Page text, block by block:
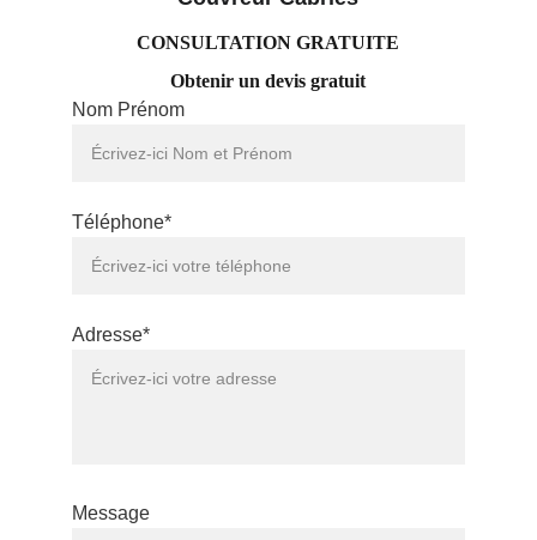
CONSULTATION GRATUITE
Obtenir un devis gratuit
Nom Prénom
Téléphone*
Adresse*
Message